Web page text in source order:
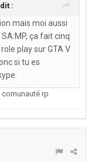
:
mais moi aussi
ça fait cinq
play sur GTA V
si tu es
rp